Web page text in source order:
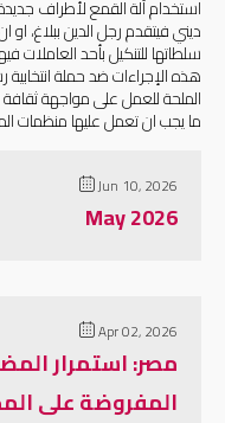
Jun 10, 2026
May 2026
Apr 02, 2026
مصر: استمرار
المفروضة على
استخدام آلة القمع لأطراف
ديني فيتقدم رجل الدين
سلطاتها للتنكيل بأحد
هذه الإجراءات ضد حملة
الملحة للعمل على مواجهة
ما يجب ان تعمل عليها منظمات